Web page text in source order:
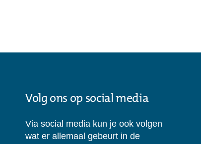
Volg ons op social media
Via social media kun je ook volgen
wat er allemaal gebeurt in de